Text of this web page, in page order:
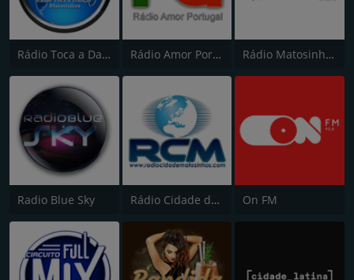
Rádio Toca a Dançar Rádio Amor Portugal Rádio Matosinhos Online
Radio Blue Sky Rádio Cidade de Matosinhos On FM